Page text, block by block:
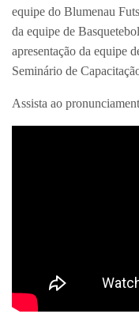
equipe do Blumenau
da equipe de
apresentação da equipe
Seminário de
Assista ao